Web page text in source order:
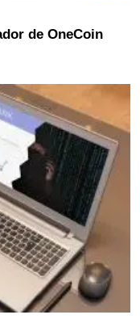
de OneCoin